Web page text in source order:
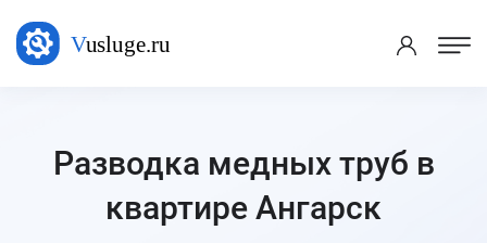
Разводка медных труб в
квартире Ангарск